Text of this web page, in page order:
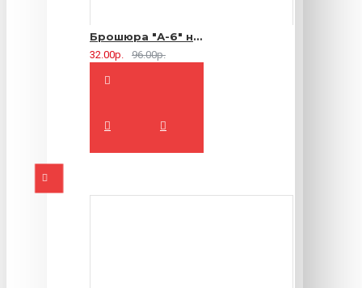
Брошюра "А-6" на 2 скрепки - 16 страниц
32.00р. 96.00р.